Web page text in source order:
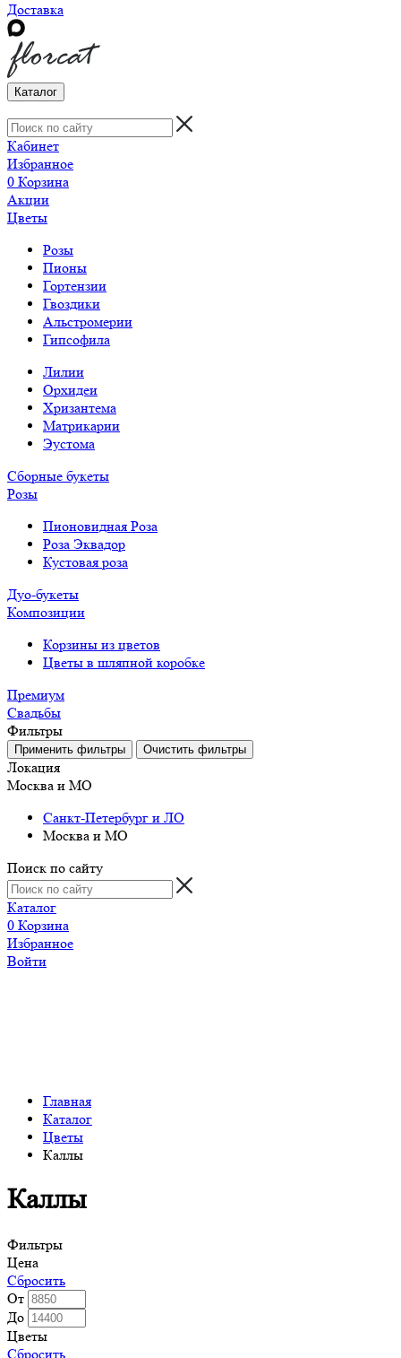
Доставка
Каталог
Кабинет
Избранное
0 Корзина
Акции
Цветы
Розы
Пионы
Гортензии
Гвоздики
Альстромерии
Гипсофила
Лилии
Орхидеи
Хризантема
Матрикарии
Эустома
Сборные букеты
Розы
Пионовидная Роза
Роза Эквадор
Кустовая роза
Дуо-букеты
Композиции
Корзины из цветов
Цветы в шляпной коробке
Премиум
Свадьбы
Фильтры
Локация
Москва и МО
Санкт-Петербург и ЛО
Москва и МО
Поиск по сайту
Каталог
0 Корзина
Избранное
Войти
Главная
Каталог
Цветы
Каллы
Каллы
Фильтры
Цена
Сбросить
От
До
Цветы
Сбросить